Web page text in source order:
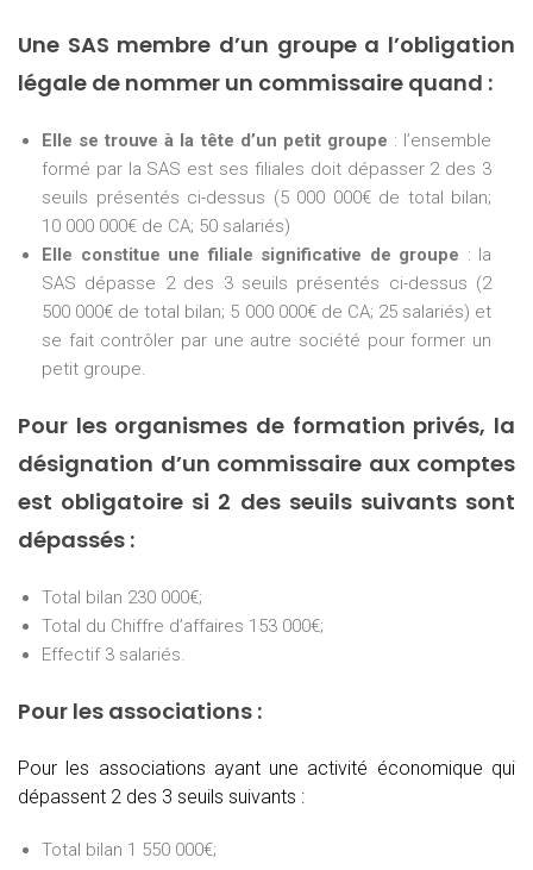
Une SAS membre d’un groupe a l’obligation
légale de nommer un commissaire quand :
Elle se trouve à la tête d’un petit groupe : l’ensemble
formé par la SAS est ses filiales doit dépasser 2 des 3
seuils présentés ci-dessus (5 000 000€ de total bilan;
10 000 000€ de CA; 50 salariés)
Elle constitue une filiale significative de groupe : la
SAS dépasse 2 des 3 seuils présentés ci-dessus (2
500 000€ de total bilan; 5 000 000€ de CA; 25 salariés) et
se fait contrôler par une autre société pour former un
petit groupe.
Pour les organismes de formation privés, la
désignation d’un commissaire aux comptes
est obligatoire si 2 des seuils suivants sont
dépassés :
Total bilan 230 000€;
Total du Chiffre d’affaires 153 000€;
Effectif 3 salariés.
Pour les associations :
Pour les associations ayant une activité économique qui
dépassent 2 des 3 seuils suivants :
Total bilan 1 550 000€;